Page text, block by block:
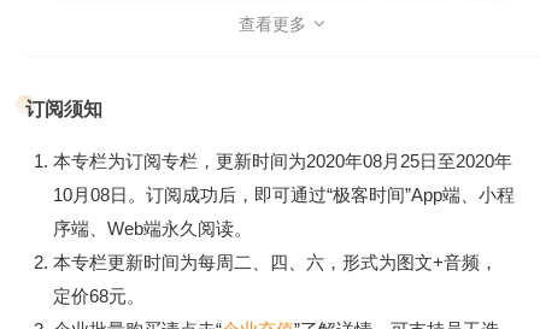
查看更多 
订阅须知
本专栏为订阅专栏，更新时间为2020年08月25日至2020年
10月08日。订阅成功后，即可通过“极客时间”App端、小程
序端、Web端永久阅读。
本专栏更新时间为每周二、四、六，形式为图文+音频，
定价68元。